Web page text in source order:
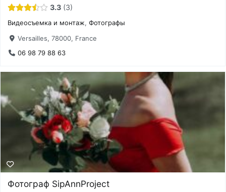
3.3 3
Видеосъемка и монтаж,Фотографы
Versailles, 78000, France
06 98 79 88 63
Фотограф SipAnnProject